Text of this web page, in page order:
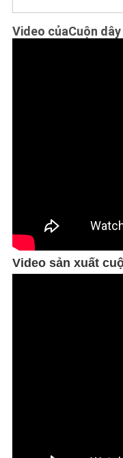
Video củaCuộn
Video sản xuất